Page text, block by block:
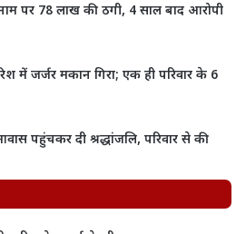
पर 78 लाख की ठगी, 4 साल बाद आरोपी
में जर्जर मकान गिरा; एक ही परिवार के 6
पहुंचकर दी श्रद्धांजलि, परिवार से की